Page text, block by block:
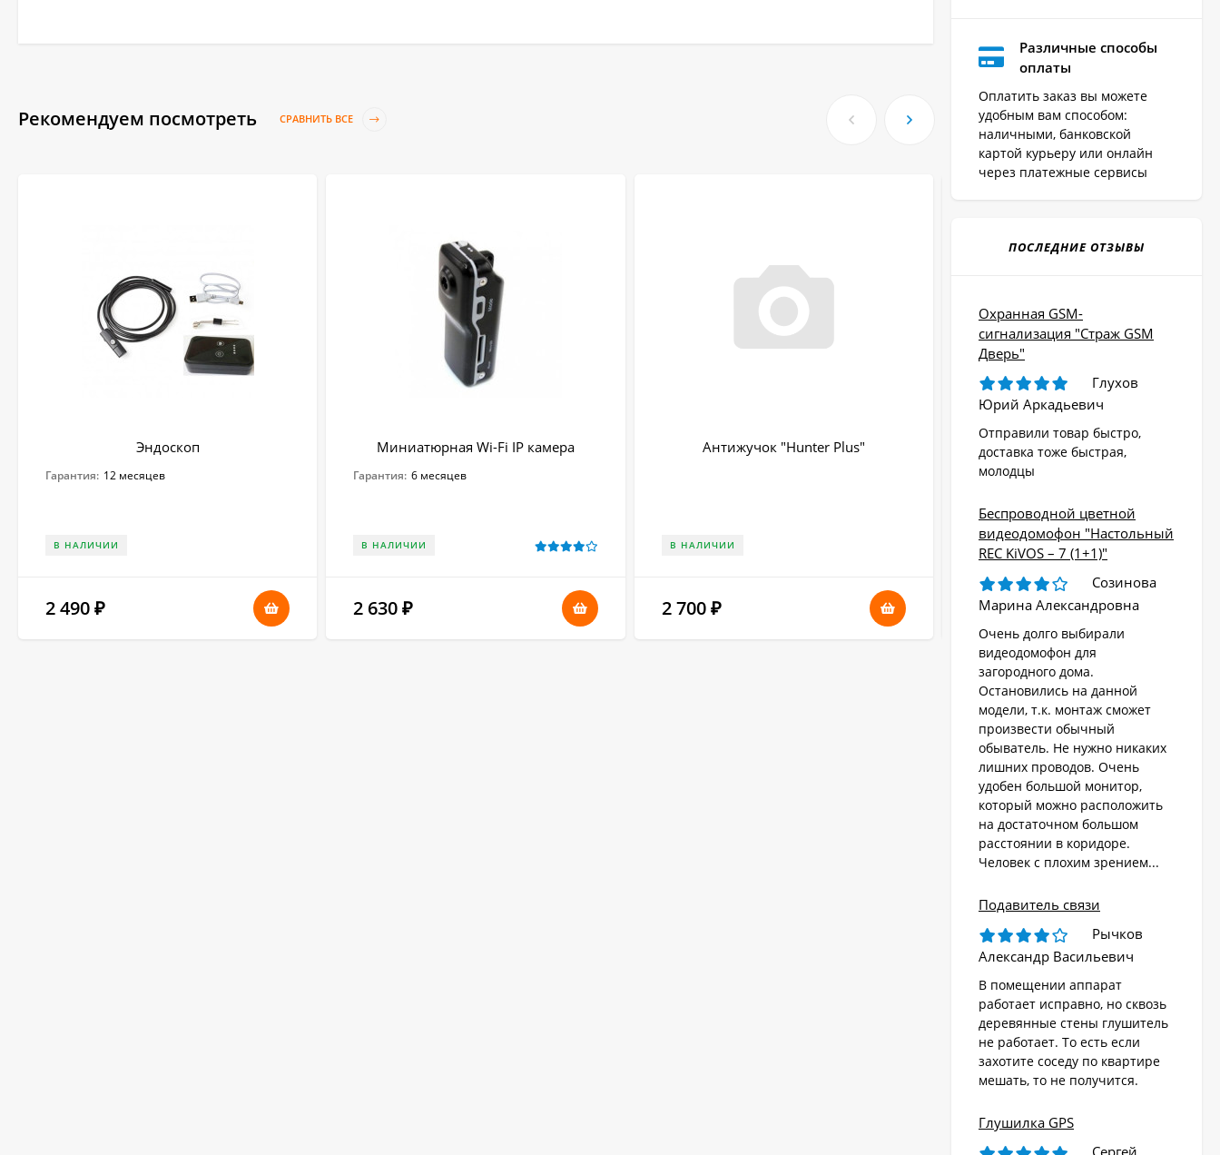
Рекомендуем посмотреть СРАВНИТЬ ВСЕ
Эндоскоп
Гарантия: 12 месяцев
В НАЛИЧИИ
2 490 ₽
Миниатюрная Wi-Fi IP камера
Гарантия: 6 месяцев
В НАЛИЧИИ
2 630₽
Антижучок "Hunter Plus"
В НАЛИЧИИ
2 700 ₽
Прибор ночного видения "NV-3180"
В НАЛИЧИИ
2 810₽
Различные способы
оплаты
Оплатить заказ вы можете
удобным вам способом:
наличными, банковской
картой курьеру или онлайн
через платежные сервисы
ПОСЛЕДНИЕ ОТЗЫВЫ
Охранная GSM-
сигнализация "Страж GSM
Дверь"
Глухов
Юрий Аркадьевич
Отправили товар быстро,
доставка тоже быстрая,
молодцы
Беспроводной цветной
видеодомофон "Настольный
REC KiVOS – 7 (1+1)"
Созинова
Марина Александровна
Очень долго выбирали
видеодомофон для
загородного дома.
Остановились на данной
модели, т.к. монтаж сможет
произвести обычный
обыватель. Не нужно никаких
лишних проводов. Очень
удобен большой монитор,
который можно расположить
на достаточном большом
расстоянии в коридоре.
Человек с плохим зрением...
Подавитель связи
Рычков
Александр Васильевич
В помещении аппарат
работает исправно, но сквозь
деревянные стены глушитель
не работает. То есть если
захотите соседу по квартире
мешать, то не получится.
Глушилка GPS